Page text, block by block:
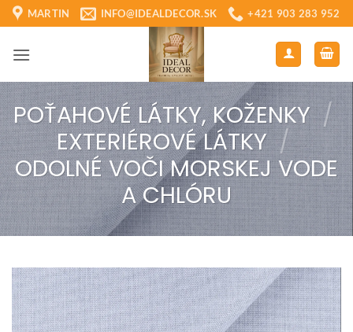
Skip
to
content
MARTIN INFO@IDEALDECOR.SK +421 903 283 952
POŤAHOVÉ LÁTKY, KOŽENKY /
EXTERIÉROVÉ LÁTKY /
ODOLNÉ VOČI MORSKEJ VODE
A CHLÓRU